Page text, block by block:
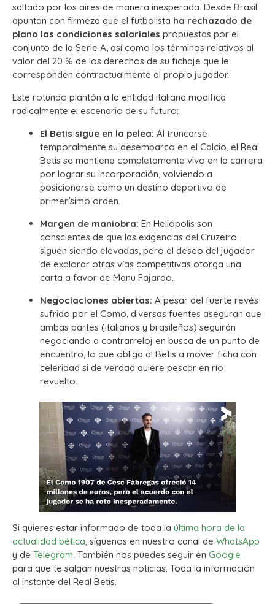
saltado por los aires de manera inesperada. Desde Brasil
apuntan con firmeza que el futbolista ha rechazado de
plano las condiciones salariales propuestas por el
conjunto de la Serie A, así como los términos relativos al
valor del 20 % de los derechos de su fichaje que le
corresponden contractualmente al propio jugador.
Este rotundo plantón a la entidad italiana modifica
radicalmente el escenario de su futuro:
El Betis sigue en la pelea: Al truncarse
temporalmente su desembarco en el Calcio, el Real
Betis se mantiene completamente vivo en la carrera
por lograr su incorporación, volviendo a
posicionarse como un destino deportivo de
primerísimo orden.
Margen de maniobra: En Heliópolis son
conscientes de que las exigencias del Cruzeiro
siguen siendo elevadas, pero el deseo del jugador
de explorar otras vías competitivas otorga una
carta a favor de Manu Fajardo.
Negociaciones abiertas: A pesar del fuerte revés
sufrido por el Como, diversas fuentes aseguran que
ambas partes (italianos y brasileños) seguirán
negociando a contrarreloj en busca de un punto de
encuentro, lo que obliga al Betis a mover ficha con
celeridad si de verdad quiere pescar en río
revuelto.
Si quieres estar informado de toda la última hora de la
actualidad bética, síguenos en nuestro canal de WhatsApp
y de Telegram. También nos puedes seguir en Google
para que te salgan nuestras noticias. Toda la información
al instante del Real Betis.